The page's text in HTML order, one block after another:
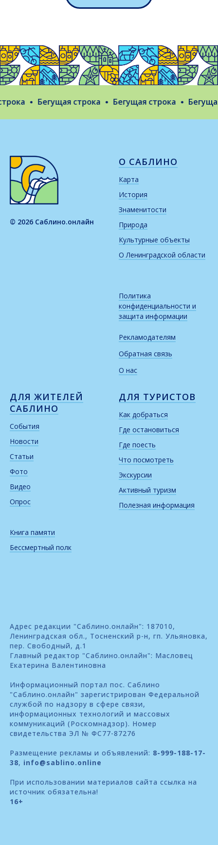
Бегущая строка Бегущая строка Бегущая
© 2026 Саблино.онлайн
О САБЛИНО
Карта
История
Знаменитости
Природа
Культурные объекты
О Ленинградской области
Политика
конфиденциальности и
защита информации
Рекламодателям
Обратная связь
О нас
ДЛЯ ЖИТЕЛЕЙ
САБЛИНО
События
Новости
Статьи
Фото
Видео
Опрос
Книга памяти
Бессмертный полк
ДЛЯ ТУРИСТОВ
Как добраться
Где остановиться
Где поесть
Что посмотреть
Экскурсии
Активный туризм
Полезная информация
Адрес редакции "Саблино.онлайн": 187010,
Ленинградская обл., Тосненский р-н, гп. Ульяновка,
пер. Свободный, д.1
Главный редактор "Саблино.онлайн": Масловец
Екатерина Валентиновна
Информационный портал пос. Саблино
"Саблино.онлайн" зарегистрирован Федеральной
службой по надзору в сфере связи,
информационных технологий и массовых
коммуникаций (Роскомнадзор). Номер
свидетельства ЭЛ № ФС77-87276
Размещение рекламы и объявлений: 8-999-188-17-
38, info@sablino.online
При использовании материалов сайта ссылка на
источник обязательна!
16+